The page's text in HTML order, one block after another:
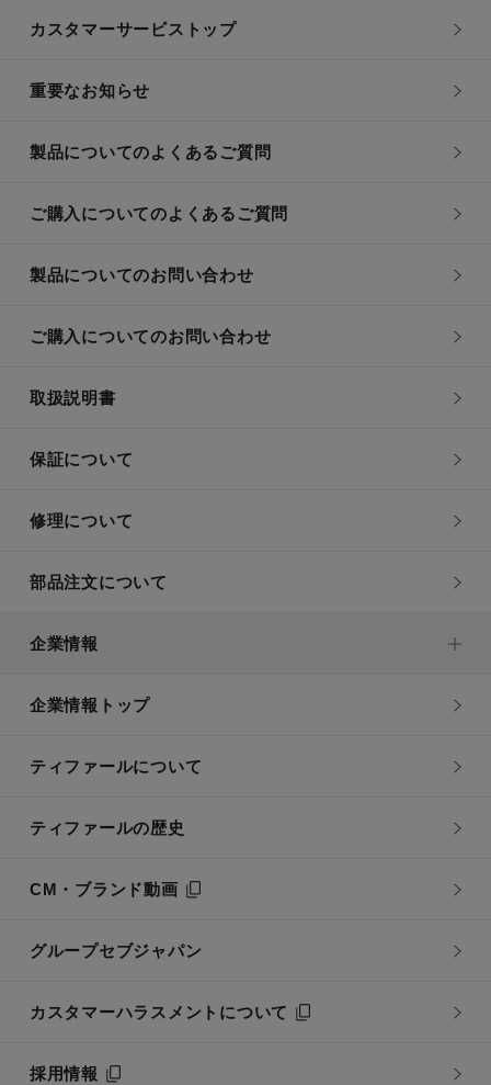
カスタマーサービストップ
重要なお知らせ
製品についてのよくあるご質問
ご購入についてのよくあるご質問
製品についてのお問い合わせ
ご購入についてのお問い合わせ
取扱説明書
保証について
修理について
部品注文について
企業情報
企業情報トップ
ティファールについて
ティファールの歴史
CM・ブランド動画
グループセブジャパン
カスタマーハラスメントについて
採用情報